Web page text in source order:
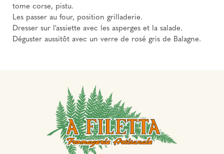
tome corse, pistu.
Les passer au four, position grilladerie.
Dresser sur l'assiette avec les asperges et la salade.
Déguster aussitôt avec un verre de rosé gris de Balagne.